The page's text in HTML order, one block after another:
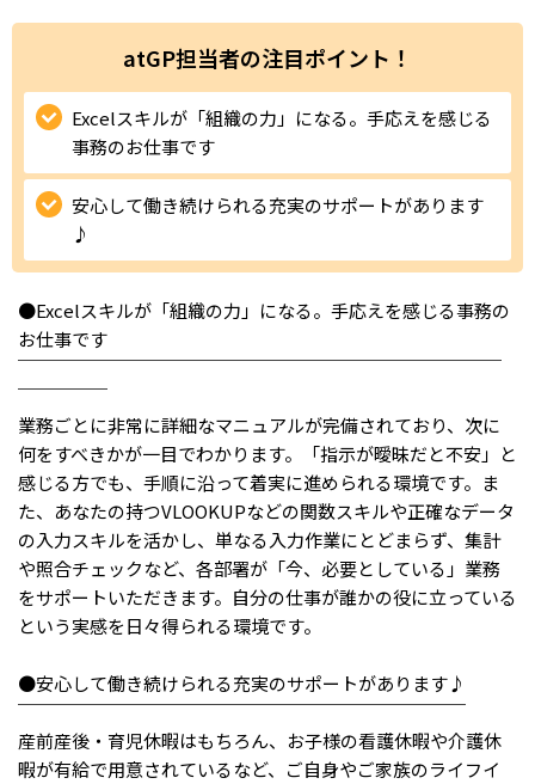
atGP担当者の注目ポイント！
Excelスキルが「組織の力」になる。手応えを感じる
事務のお仕事です
安心して働き続けられる充実のサポートがあります
♪
●Excelスキルが「組織の力」になる。手応えを感じる事務の
お仕事です
￣￣￣￣￣￣￣￣￣￣￣￣￣￣￣￣￣￣￣￣￣￣￣￣￣￣￣
￣￣￣￣￣
業務ごとに非常に詳細なマニュアルが完備されており、次に
何をすべきかが一目でわかります。「指示が曖昧だと不安」と
感じる方でも、手順に沿って着実に進められる環境です。ま
た、あなたの持つVLOOKUPなどの関数スキルや正確なデータ
の入力スキルを活かし、単なる入力作業にとどまらず、集計
や照合チェックなど、各部署が「今、必要としている」業務
をサポートいただきます。自分の仕事が誰かの役に立っている
という実感を日々得られる環境です。
●安心して働き続けられる充実のサポートがあります♪
￣￣￣￣￣￣￣￣￣￣￣￣￣￣￣￣￣￣￣￣￣￣￣￣￣
産前産後・育児休暇はもちろん、お子様の看護休暇や介護休
暇が有給で用意されているなど、ご自身やご家族のライフイ
就労移行支援サービス
障害別専門支援の就労移行支援サービス
IT・Web制作スキルを身につける就労移行支援サービス
ソーシャルファームサービス
しいたけ生産で実現する
ご利用ガイド
法人向けページ